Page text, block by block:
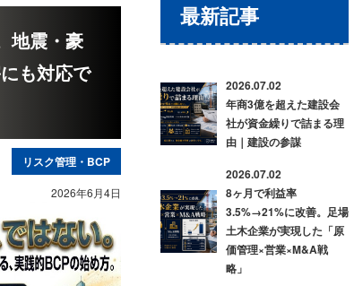
地震・豪
も対応で
リスク管理・BCP
2026年6月4日
最新記事
2026.07.02
年商3億を超えた建設会
社が資金繰りで詰まる理
由｜建設の参謀
2026.07.02
8ヶ月で利益率
3.5%→21%に改善。足場
土木企業が実現した「原
価管理×営業×M&A戦
略」